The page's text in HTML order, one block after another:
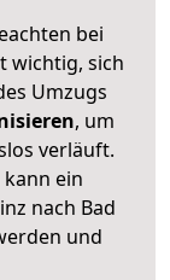
bei
wichtig, sich
Umzugs
, um
verläuft.
ein
nach Bad
und